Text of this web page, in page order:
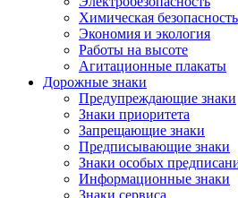
Химическая безопасность
Экономия и экология
Работы на высоте
Агитационные плакаты
Дорожные знаки
Предупреждающие знаки
Знаки приоритета
Запрещающие знаки
Предписывающие знаки
Знаки особых
Информационные знаки
Знаки сервиса